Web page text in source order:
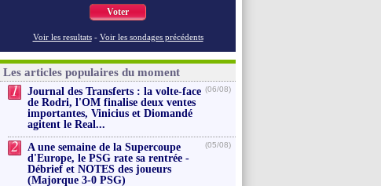
Voter
Voir les resultats - Voir les sondages précédents
Les articles populaires du moment
1
Journal des Transferts : la volte-face
de Rodri, l'OM finalise deux ventes
importantes, Vinicius et Diomandé
agitent le Real...
(06/08)
2
A une semaine de la Supercoupe
d'Europe, le PSG rate sa rentrée -
Débrief et NOTES des joueurs
(Majorque 3-0 PSG)
(05/08)